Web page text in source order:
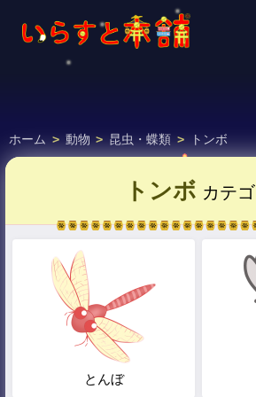
ホーム > 動物 > 昆虫・蝶類 > トンボ
トンボ カテゴ
とんぼ